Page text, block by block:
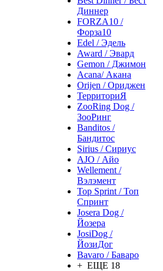
Диннер
FORZA10 /
Форза10
Edel / Эдель
Award / Эвард
Gemon / Джимон
Acana/ Акана
Orijen / Ориджен
ТерриториЯ
ZooRing Dog /
ЗооРинг
Banditos /
Бандитос
Sirius / Сириус
AJO / Айо
Wellement /
Вэлэмент
Top Sprint / Топ
Спринт
Josera Dog /
Йозера
JosiDog /
ЙозиДог
Bavaro / Баваро
+ ЕЩЕ 18